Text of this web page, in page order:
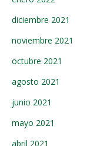
diciembre 2021
noviembre 2021
octubre 2021
agosto 2021
junio 2021
mayo 2021
abril 2021